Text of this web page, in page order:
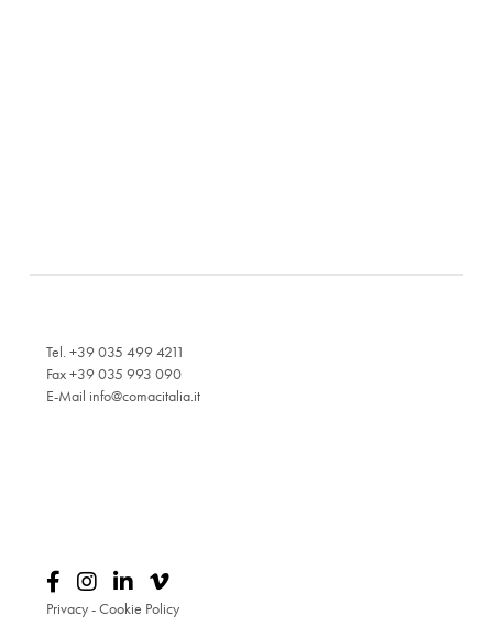
Tel. +39 035 499 4211
Fax +39 035 993 090
E-Mail info@comacitalia.it
Privacy-Cookie Policy